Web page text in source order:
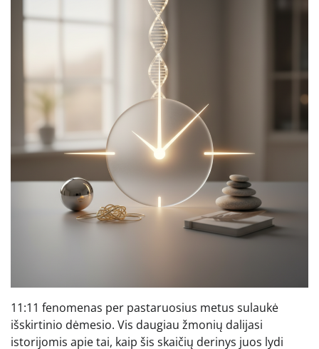
11:11 fenomenas per pastaruosius metus sulaukė
išskirtinio dėmesio. Vis daugiau žmonių dalijasi
istorijomis apie tai, kaip šis skaičių derinys juos lydi